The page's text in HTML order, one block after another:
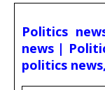
Politics
news |
politics news,